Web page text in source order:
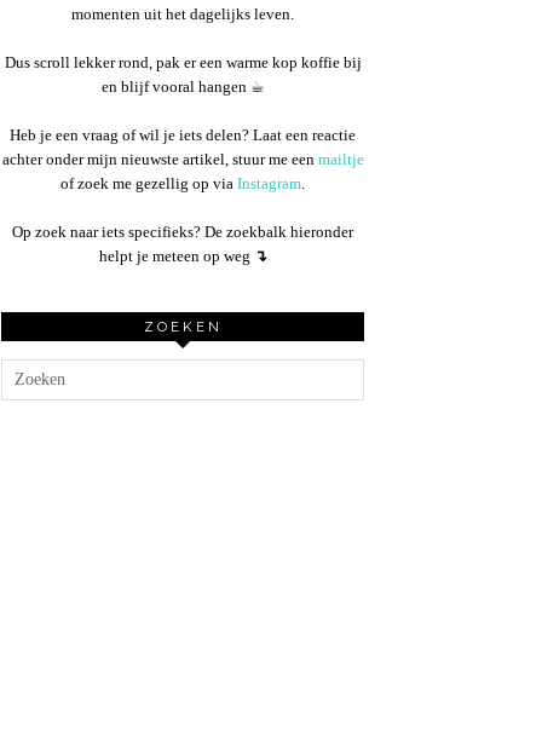
momenten uit het dagelijks leven.
Dus scroll lekker rond, pak er een warme kop koffie bij
en blijf vooral hangen ☕︎
Heb je een vraag of wil je iets delen? Laat een reactie
achter onder mijn nieuwste artikel, stuur me een mailtje
of zoek me gezellig op via Instagram.
Op zoek naar iets specifieks? De zoekbalk hieronder
helpt je meteen op weg ↴
ZOEKEN